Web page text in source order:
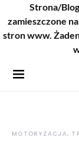
Strona/
zamieszczone
stron www.
MOTORYZACJA,